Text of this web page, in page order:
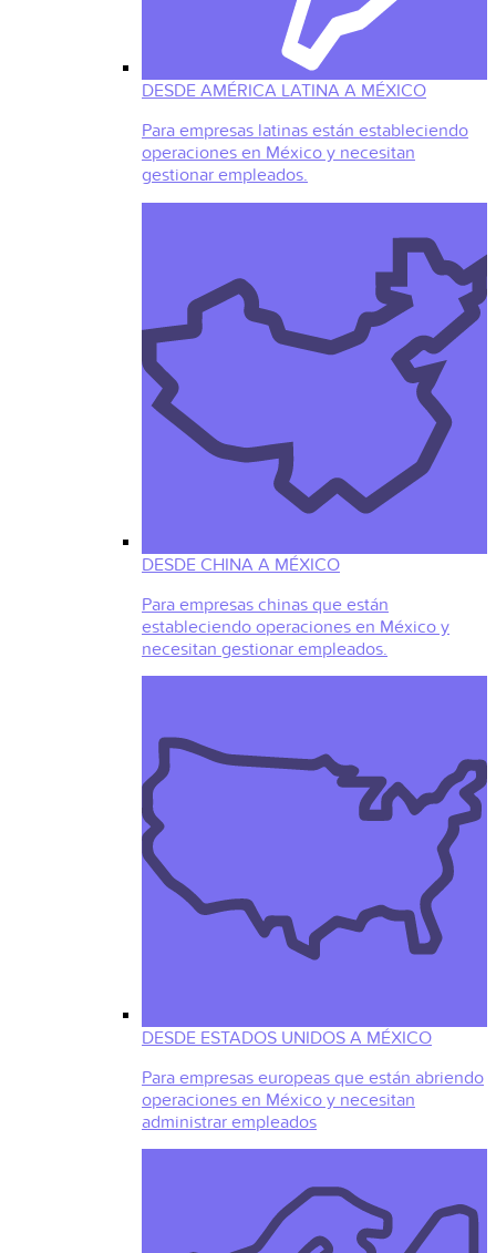
DESDE AMÉRICA LATINA A MÉXICO
Para empresas latinas están estableciendo
operaciones en México y necesitan
gestionar empleados.
DESDE CHINA A MÉXICO
Para empresas chinas que están
estableciendo operaciones en México y
necesitan gestionar empleados.
DESDE ESTADOS UNIDOS A MÉXICO
Para empresas europeas que están abriendo
operaciones en México y necesitan
administrar empleados